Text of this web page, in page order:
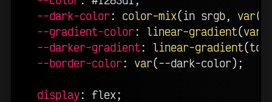
--dark-color: color-mix(in srgb, var(
--gradient-color: linear-gradient(var
--darker-gradient: linear-gradient(to
--border-color: var(--dark-color) ;
display: flex;